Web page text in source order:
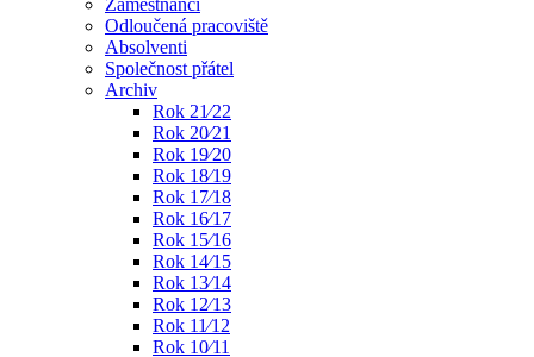
Zaměstnanci
Odloučená pracoviště
Absolventi
Společnost přátel
Archiv
Rok 21⁄22
Rok 20⁄21
Rok 19⁄20
Rok 18⁄19
Rok 17⁄18
Rok 16⁄17
Rok 15⁄16
Rok 14⁄15
Rok 13⁄14
Rok 12⁄13
Rok 11⁄12
Rok 10⁄11